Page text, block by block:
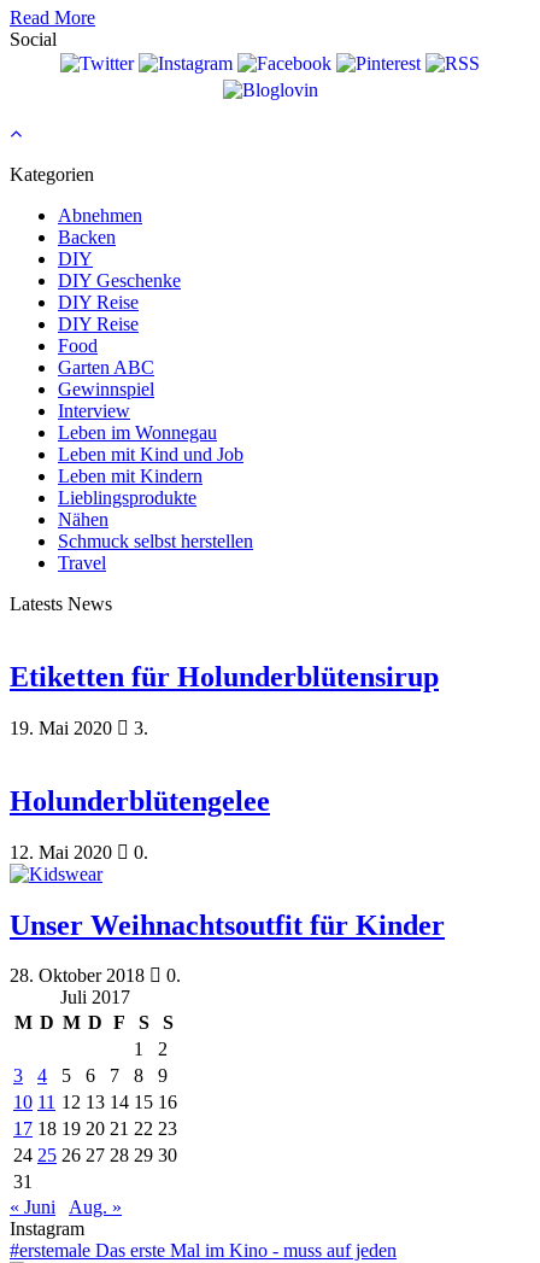
Read More
Social
Kategorien
Abnehmen
Backen
DIY
DIY Geschenke
DIY Reise
DIY Reise
Food
Garten ABC
Gewinnspiel
Interview
Leben im Wonnegau
Leben mit Kind und Job
Leben mit Kindern
Lieblingsprodukte
Nähen
Schmuck selbst herstellen
Travel
Latests News
Etiketten für Holunderblütensirup
19. Mai 2020 3.
Holunderblütengelee
12. Mai 2020 0.
Unser Weihnachtsoutfit für Kinder
28. Oktober 2018
0.
Juli 2017
M D M D F S
S
1
2
3
4 5 6 7 8
9
10 11 12 13 14 15 16
17 18 19 20 21 22 23
24 25 26 27 28 29 30
31
« Juni
Aug. »
Instagram
#erstemale Das erste Mal im Kino - muss auf jeden